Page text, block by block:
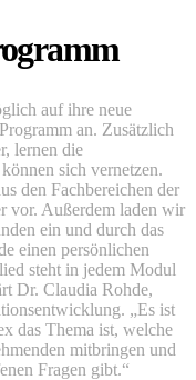
auf ihre neue
an. Zusätzlich
lernen die
sich vernetzen.
den Fachbereichen der
vor. Außerdem laden wir
ein und durch das
einen persönlichen
steht in jedem Modul
Dr. Claudia Rohde,
„Es ist
das Thema ist, welche
mitbringen und
Fragen gibt.“